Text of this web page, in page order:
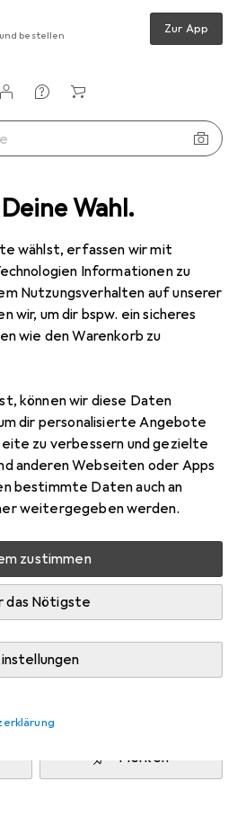
Wahl.
wählst, erfassen wir mit
Informationen zu
Nutzungsverhalten auf unserer
wir, um dir bspw. ein sicheres
wie den Warenkorb zu
können wir diese Daten
dir personalisierte Angebote
zu verbessern und gezielte
anderen Webseiten oder Apps
bestimmte Daten auch an
weitergegeben werden.
zustimmen
das Nötigste
bestellen Zur App
Philips Hue Lily XL Erweiterung
Bilder1 Video
Mehr von Philips Hue
genaue Lieferzeit
Merken